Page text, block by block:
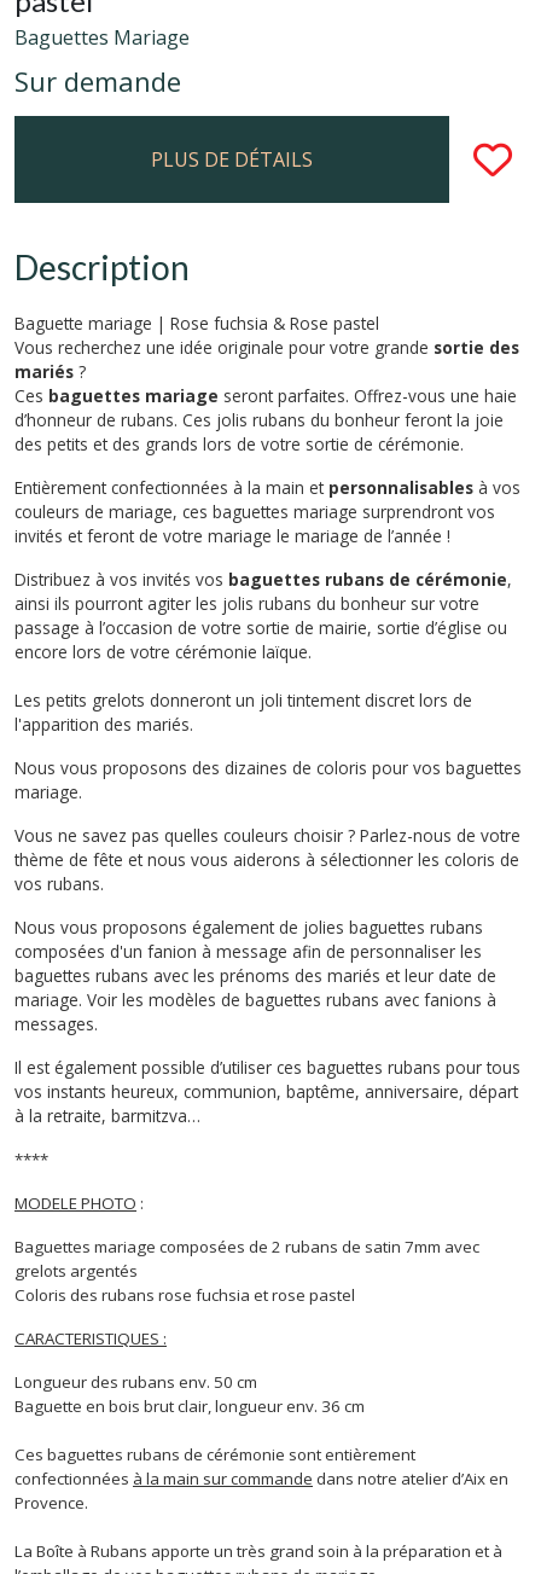
Baguettes Mariage
Sur demande
PLUS DE DÉTAILS
Description
Baguette mariage | Rose fuchsia & Rose pastel
Vous recherchez une idée originale pour votre grande sortie des
mariés ?
Ces baguettes mariage seront parfaites. Offrez-vous une haie
d’honneur de rubans. Ces jolis rubans du bonheur feront la joie
des petits et des grands lors de votre sortie de cérémonie.
Entièrement confectionnées à la main et personnalisables à vos
couleurs de mariage, ces baguettes mariage surprendront vos
invités et feront de votre mariage le mariage de l’année !
Distribuez à vos invités vos baguettes rubans de cérémonie,
ainsi ils pourront agiter les jolis rubans du bonheur sur votre
passage à l’occasion de votre sortie de mairie, sortie d’église ou
encore lors de votre cérémonie laïque.
Les petits grelots donneront un joli tintement discret lors de
l'apparition des mariés.
Nous vous proposons des dizaines de coloris pour vos baguettes
mariage.
Vous ne savez pas quelles couleurs choisir ? Parlez-nous de votre
thème de fête et nous vous aiderons à sélectionner les coloris de
vos rubans.
Nous vous proposons également de jolies baguettes rubans
composées d'un fanion à message afin de personnaliser les
baguettes rubans avec les prénoms des mariés et leur date de
mariage. Voir les modèles de baguettes rubans avec fanions à
messages.
Il est également possible d’utiliser ces baguettes rubans pour tous
vos instants heureux, communion, baptême, anniversaire, départ
à la retraite, barmitzva…
****
MODELE PHOTO :
Baguettes mariage composées de 2 rubans de satin 7mm avec
grelots argentés
Coloris des rubans rose fuchsia et rose pastel
CARACTERISTIQUES :
Longueur des rubans env. 50 cm
Baguette en bois brut clair, longueur env. 36 cm
Ces baguettes rubans de cérémonie sont entièrement
confectionnées à la main sur commande dans notre atelier d’Aix en
Provence.
La Boîte à Rubans apporte un très grand soin à la préparation et à